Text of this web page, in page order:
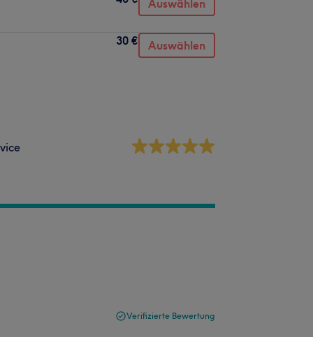
Auswählen
30 € Auswählen
Verifizierte Bewertung